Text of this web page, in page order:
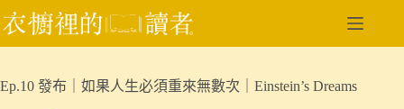
跳
至
內
Ep.10 發布｜如果人生必須重來無數次｜Einstein’s Dreams